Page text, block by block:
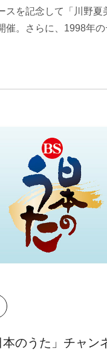
スを記念して「川野夏
催。さらに、1998年
本のうた」チャン